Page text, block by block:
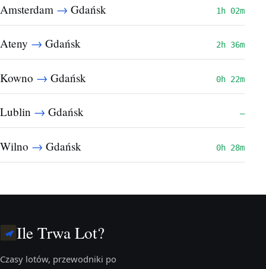
Amsterdam → Gdańsk 1h 02m
Ateny → Gdańsk 2h 36m
Kowno → Gdańsk 0h 22m
Lublin → Gdańsk —
Wilno → Gdańsk 0h 28m
Ile Trwa Lot?
Czasy lotów, przewodniki po